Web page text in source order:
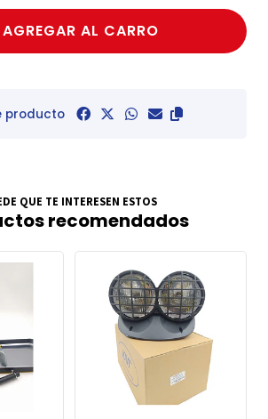
AGREGAR AL CARRO
producto
QUE TE INTERESEN ESTOS
recomendados